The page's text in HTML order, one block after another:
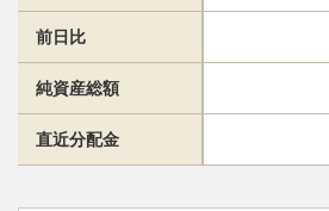
前日比
純資産総額
直近分配金